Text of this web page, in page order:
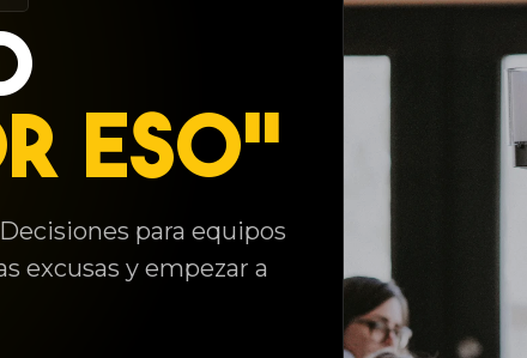
ESO"
para equipos
excusas y empezar a